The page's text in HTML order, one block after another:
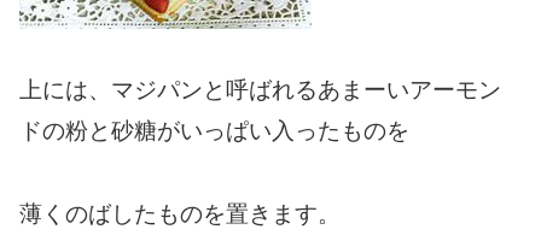
上には、マジパンと呼ばれるあまーいアーモン
ドの粉と砂糖がいっぱい入ったものを
薄くのばしたものを置きます。